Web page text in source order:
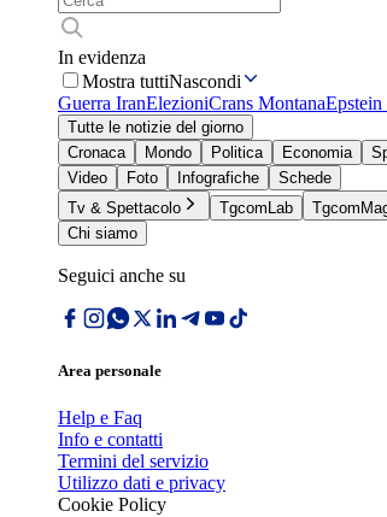
In evidenza
Mostra tuttiNascondi
Guerra IranElezioniCrans MontanaEpstein
Tutte le notizie del giorno
Cronaca
Mondo Politica Economia
Video
Foto Infografiche
Schede
Tv & Spettacolo
TgcomLab
Chi siamo
Seguici anche su
Area personale
Help e Faq
Info e contatti
Termini del servizio
Utilizzo dati e privacy
Cookie Policy